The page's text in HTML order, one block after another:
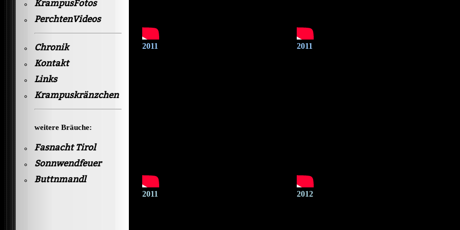
KrampusFotos
PerchtenVideos
Chronik
Kontakt
Links
Krampuskränzchen
weitere Bräuche:
Fasnacht Tirol
Sonnwendfeuer
Buttnmandl
2011 2011
2011 2012